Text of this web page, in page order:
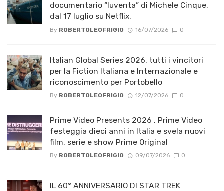
documentario “Iuventa” di Michele Cinque,
dal 17 luglio su Netflix.
By ROBERTOLEOFRIGIO 16/07/2026 0
Italian Global Series 2026, tutti i vincitori
per la Fiction Italiana e Internazionale e
riconoscimento per Portobello
By ROBERTOLEOFRIGIO 12/07/2026 0
Prime Video Presents 2026 , Prime Video
festeggia dieci anni in Italia e svela nuovi
film, serie e show Prime Original
By ROBERTOLEOFRIGIO 09/07/2026 0
IL 60° ANNIVERSARIO DI STAR TREK